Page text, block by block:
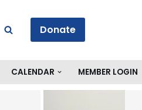
Donate
CALENDAR MEMBER LOGIN